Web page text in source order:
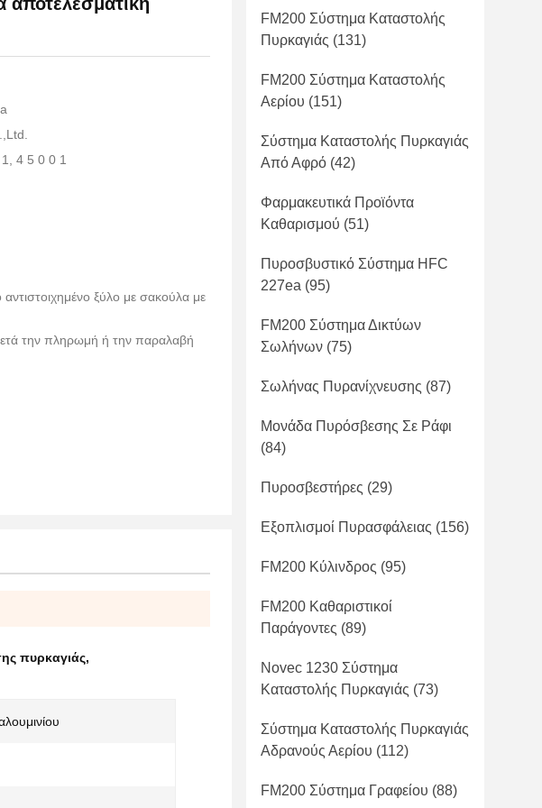
4 5 0 0 1
ξύλο με σακούλα με
την πληρωμή ή την παραλαβή
πυρκαγιάς,
FM200 Σύστημα Καταστολής
Πυρκαγιάς (131)
FM200 Σύστημα Καταστολής
Αερίου (151)
Σύστημα Καταστολής Πυρκαγιάς
Από Αφρό (42)
Φαρμακευτικά Προϊόντα
Καθαρισμού (51)
Πυροσβυστικό Σύστημα HFC
227ea (95)
FM200 Σύστημα Δικτύων
Σωλήνων (75)
Σωλήνας Πυρανίχνευσης (87)
Μονάδα Πυρόσβεσης Σε Ράφι
(84)
Πυροσβεστήρες (29)
Εξοπλισμοί Πυρασφάλειας (156)
FM200 Κύλινδρος (95)
FM200 Καθαριστικοί
Παράγοντες (89)
Novec 1230 Σύστημα
Καταστολής Πυρκαγιάς (73)
Σύστημα Καταστολής Πυρκαγιάς
Αδρανούς Αερίου (112)
FM200 Σύστημα Γραφείου (88)